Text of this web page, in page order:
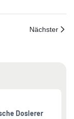
Nächster
Dosierer